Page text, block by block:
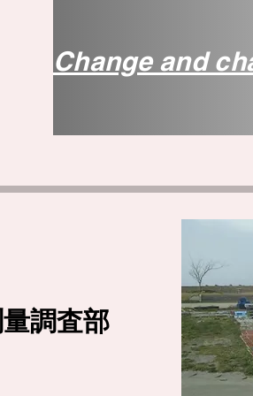
Change and
調査部